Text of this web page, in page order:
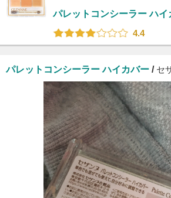
パレットコンシーラー ハイ
4.4
パレットコンシーラー ハイカバー / セ